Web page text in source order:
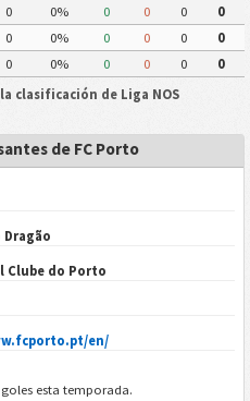
0 0% 0 0 0
0
0 0% 0 0 0
0
0 0% 0 0 0
0
clasificación de Liga NOS
de FC Porto
Dragão
Clube do Porto
en/
goles esta temporada.